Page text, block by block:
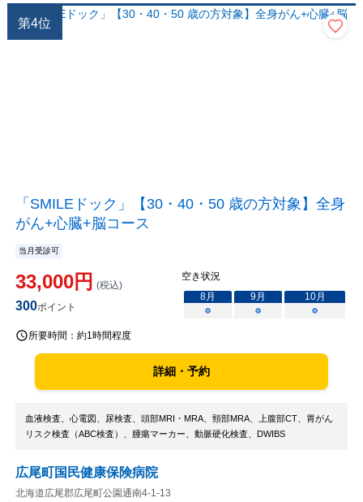
第4位
「SMILEドック」【30・40・50 歳の方対象】全身
がん+心臓+脳コース
当月受診可
33,000円 (税込)
300ポイント
空き状況
8月 9月 10月
○
○ ○
所要時間： 約1時間程度
詳細・予約
血液検査、心電図、尿検査、頭部MRI・MRA、頸部MRA、上腹部CT、胃がん
リスク検査（ABC検査）、腫瘍マーカー、動脈硬化検査、DWIBS
広尾町国民健康保険病院
北海道広尾郡広尾町公園通南4-1-13